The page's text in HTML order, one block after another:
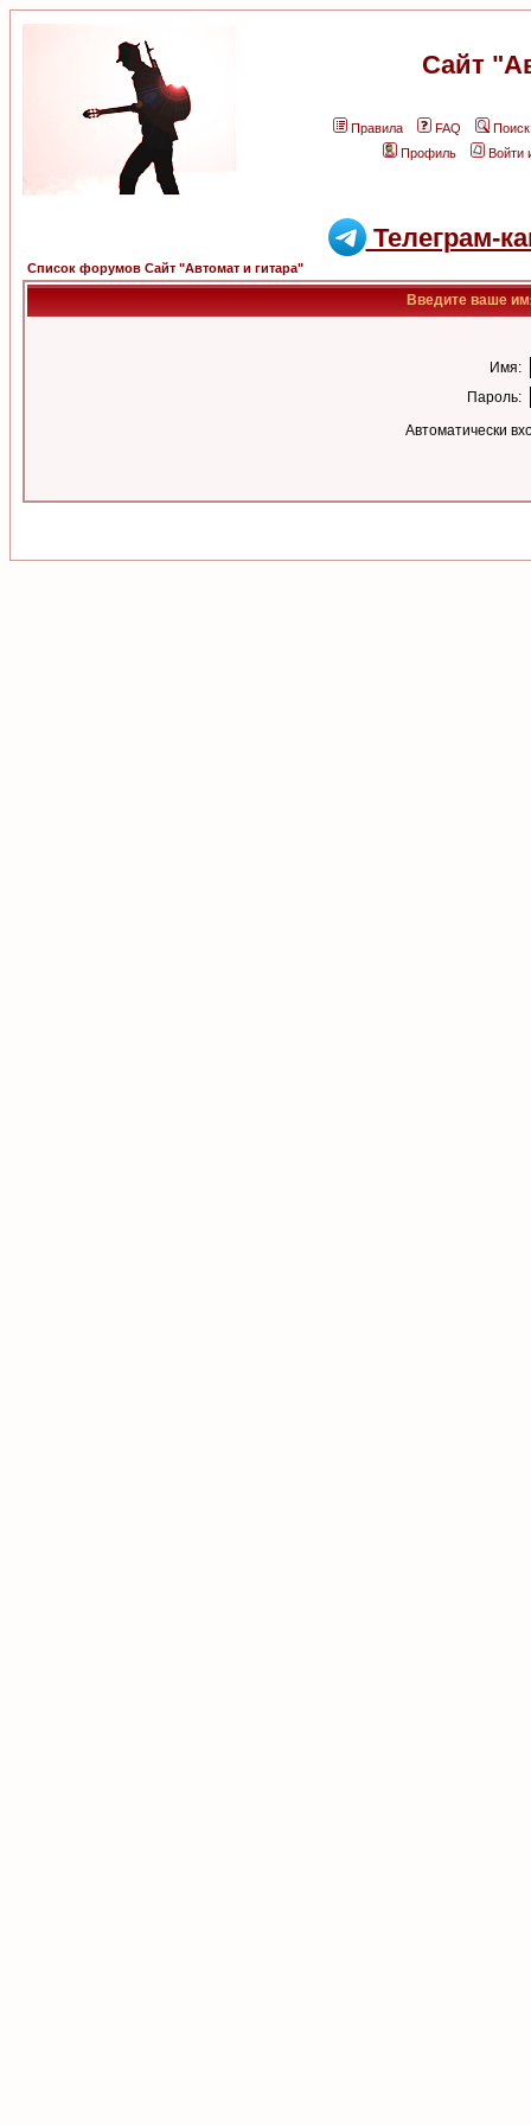
Сайт
Правила FAQ
Поиск
Профиль
Войти
Телеграм-
Список форумов Сайт "Автомат и гитара"
Введите ваше
Имя:
Пароль:
Автоматически